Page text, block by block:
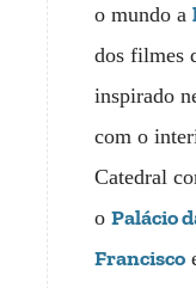
o mundo a
dos filmes
inspirado
com o
Catedral
o Palácio
Francisco